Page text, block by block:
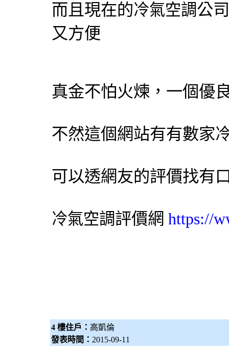
而且現在的冷氣空調公
又方便
真金不怕火煉，一個優
不然這個網站有有數家
可以透網友的評價找有
冷氣空調評價網 https://
4 樓住戶： 高凱倫
發表時間： 2015-09-11